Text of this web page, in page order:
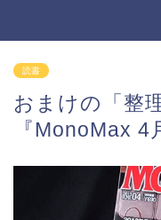
読書
おまけの「整
『MonoMax